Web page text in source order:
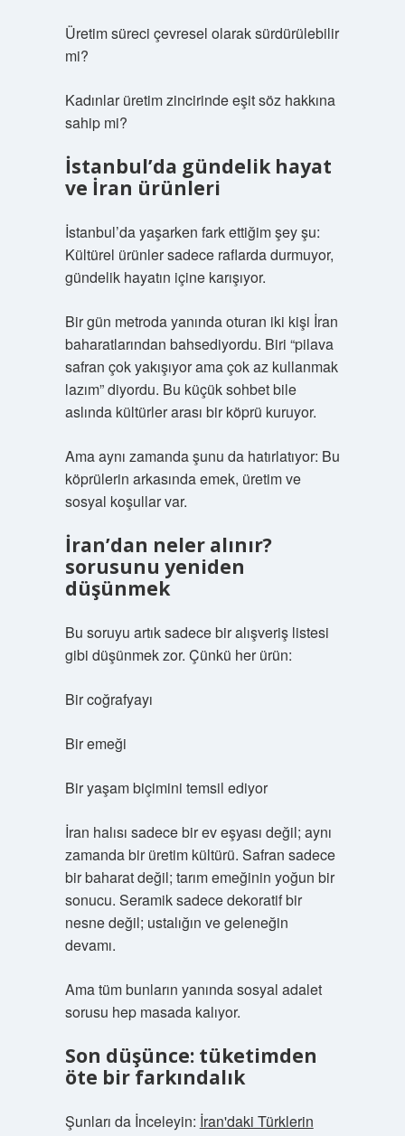
Üretim süreci çevresel olarak sürdürülebilir
mi?
Kadınlar üretim zincirinde eşit söz hakkına
sahip mi?
İstanbul’da gündelik hayat
ve İran ürünleri
İstanbul’da yaşarken fark ettiğim şey şu:
Kültürel ürünler sadece raflarda durmuyor,
gündelik hayatın içine karışıyor.
Bir gün metroda yanında oturan iki kişi İran
baharatlarından bahsediyordu. Biri “pilava
safran çok yakışıyor ama çok az kullanmak
lazım” diyordu. Bu küçük sohbet bile
aslında kültürler arası bir köprü kuruyor.
Ama aynı zamanda şunu da hatırlatıyor: Bu
köprülerin arkasında emek, üretim ve
sosyal koşullar var.
İran’dan neler alınır?
sorusunu yeniden
düşünmek
Bu soruyu artık sadece bir alışveriş listesi
gibi düşünmek zor. Çünkü her ürün:
Bir coğrafyayı
Bir emeği
Bir yaşam biçimini temsil ediyor
İran halısı sadece bir ev eşyası değil; aynı
zamanda bir üretim kültürü. Safran sadece
bir baharat değil; tarım emeğinin yoğun bir
sonucu. Seramik sadece dekoratif bir
nesne değil; ustalığın ve geleneğin
devamı.
Ama tüm bunların yanında sosyal adalet
sorusu hep masada kalıyor.
Son düşünce: tüketimden
öte bir farkındalık
Şunları da İnceleyin: İran'daki Türklerin